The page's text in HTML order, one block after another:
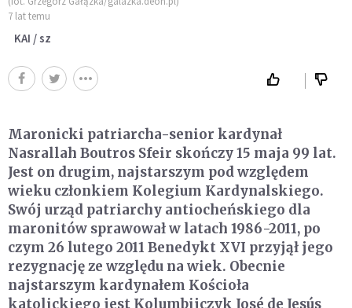
7 lat temu
KAI / sz
Maronicki patriarcha-senior kardynał
Nasrallah Boutros Sfeir skończy 15 maja 99 lat.
Jest on drugim, najstarszym pod względem
wieku członkiem Kolegium Kardynalskiego.
Swój urząd patriarchy antiocheńskiego dla
maronitów sprawował w latach 1986-2011, po
czym 26 lutego 2011 Benedykt XVI przyjął jego
rezygnację ze względu na wiek. Obecnie
najstarszym kardynałem Kościoła
katolickiego jest Kolumbijczyk José de Jesús